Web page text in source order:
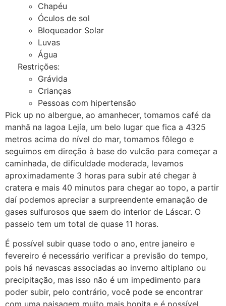
Chapéu
Óculos de sol
Bloqueador Solar
Luvas
Água
Restrições:
Grávida
Crianças
Pessoas com hipertensão
Pick up no albergue, ao amanhecer, tomamos café da
manhã na lagoa Lejía, um belo lugar que fica a 4325
metros acima do nível do mar, tomamos fôlego e
seguimos em direção à base do vulcão para começar a
caminhada, de dificuldade moderada, levamos
aproximadamente 3 horas para subir até chegar à
cratera e mais 40 minutos para chegar ao topo, a partir
daí podemos apreciar a surpreendente emanação de
gases sulfurosos que saem do interior de Láscar. O
passeio tem um total de quase 11 horas.
É possível subir quase todo o ano, entre janeiro e
fevereiro é necessário verificar a previsão do tempo,
pois há nevascas associadas ao inverno altiplano ou
precipitação, mas isso não é um impedimento para
poder subir, pelo contrário, você pode se encontrar
com uma paisagem muito mais bonita e é possível